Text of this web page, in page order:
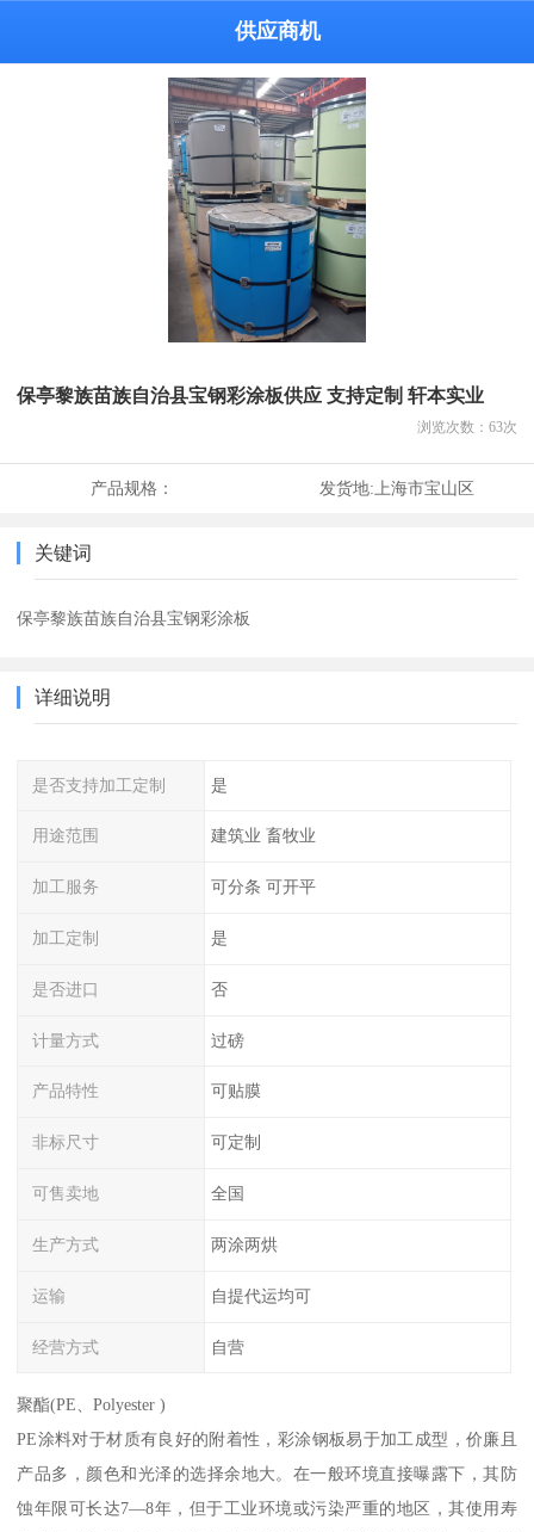
供应商机
保亭黎族苗族自治县宝钢彩涂板供应 支持定制 轩本实业
浏览次数： 63次
产品规格： 发货地:上海市宝山区
关键词
保亭黎族苗族自治县宝钢彩涂板
详细说明
是否支持加工定制 是
用途范围 建筑业 畜牧业
加工服务 可分条 可开平
加工定制 是
是否进口 否
计量方式 过磅
产品特性 可贴膜
非标尺寸 可定制
可售卖地 全国
生产方式 两涂两烘
运输 自提代运均可
经营方式 自营
聚酯(PE、Polyester )
PE涂料对于材质有良好的附着性，彩涂钢板易于加工成型，价廉且
产品多，颜色和光泽的选择余地大。在一般环境直接曝露下，其防
蚀年限可长达7—8年，但于工业环境或污染严重的地区，其使用寿